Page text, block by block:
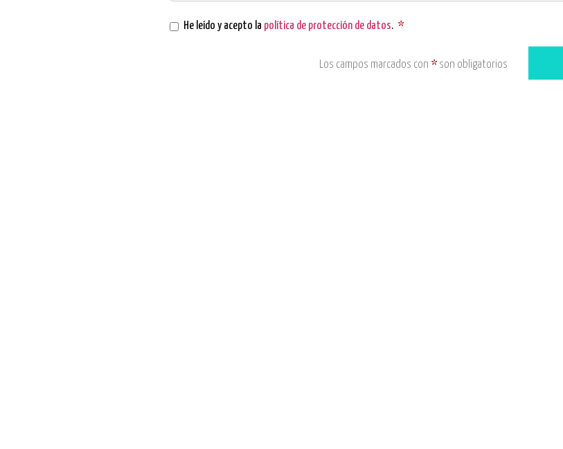
He leído y acepto la política de protección de datos. *
Los campos marcados con *son obligatorios